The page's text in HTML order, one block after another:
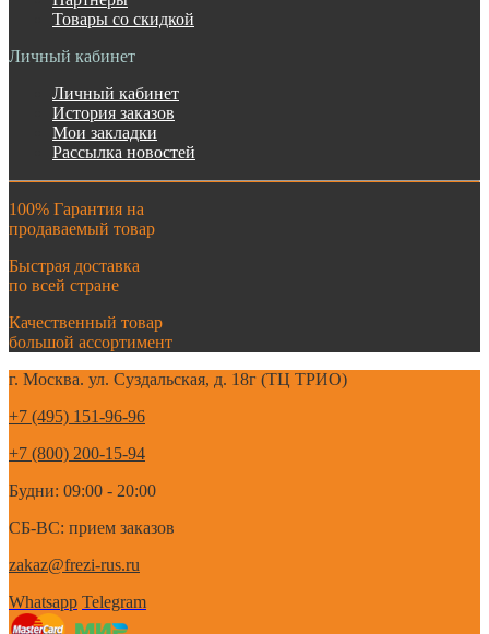
Товары со скидкой
Личный кабинет
Личный кабинет
История заказов
Мои закладки
Рассылка новостей
100% Гарантия на
продаваемый товар
Быстрая доставка
по всей стране
Качественный товар
большой ассортимент
г. Москва. ул. Суздальская, д. 18г (ТЦ ТРИО)
+7 (495) 151-96-96
+7 (800) 200-15-94
Будни: 09:00 - 20:00
СБ-ВС: прием заказов
zakaz@frezi-rus.ru
Whatsapp Telegram